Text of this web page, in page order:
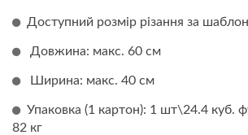
Доступний розмір різання за
Довжина: макс. 60 см
Ширина: макс. 40 см
Упаковка (1 картон): 1 шт\24.4 куб.
82 кг